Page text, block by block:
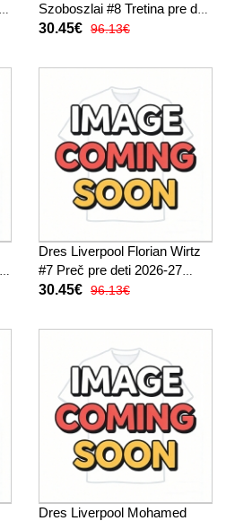
Szoboszlai #8 Tretina pre deti
2026-27 Krátky Rukáv (+
30.45€ 96.13€
Dres Liverpool Florian Wirtz
#7 Preč pre deti 2026-27
Krátky Rukáv (+ trenírky)
30.45€ 96.13€
Dres Liverpool Mohamed